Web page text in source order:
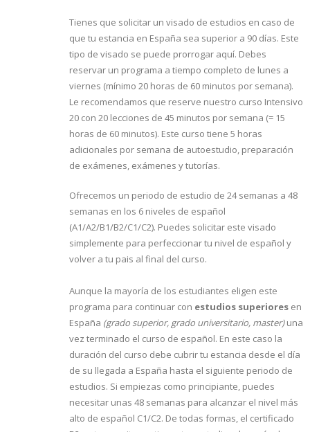
Tienes que solicitar un visado de estudios en caso de
que tu estancia en España sea superior a 90 días. Este
tipo de visado se puede prorrogar aquí. Debes
reservar un programa a tiempo completo de lunes a
viernes (mínimo 20 horas de 60 minutos por semana).
Le recomendamos que reserve nuestro curso Intensivo
20 con 20 lecciones de 45 minutos por semana (= 15
horas de 60 minutos). Este curso tiene 5 horas
adicionales por semana de autoestudio, preparación
de exámenes, exámenes y tutorías.
Ofrecemos un periodo de estudio de 24 semanas a 48
semanas en los 6 niveles de español
(A1/A2/B1/B2/C1/C2). Puedes solicitar este visado
simplemente para perfeccionar tu nivel de español y
volver a tu pais al final del curso.
Aunque la mayoría de los estudiantes eligen este
programa para continuar con estudios superiores en
España (grado superior, grado universitario, master)una
vez terminado el curso de español. En este caso la
duración del curso debe cubrir tu estancia desde el día
de su llegada a España hasta el siguiente periodo de
estudios. Si empiezas como principiante, puedes
necesitar unas 48 semanas para alcanzar el nivel más
alto de español C1/C2. De todas formas, el certificado